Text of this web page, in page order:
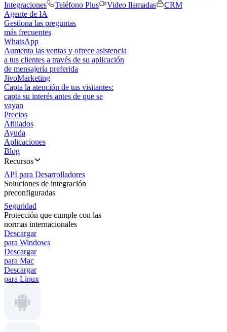
Integraciones
Teléfono Plus Video llamadas
CRM
Agente de IA
Gestiona las preguntas
más frecuentes
WhatsApp
Aumenta las ventas y ofrece asistencia
a tus clientes a través de su aplicación
de mensajería preferida
JivoMarketing
Capta la atención de tus visitantes:
capta su interés antes de que se
vayan
Precios
Afiliados
Ayuda
Aplicaciones
Blog
Recursos
API para Desarrolladores
Soluciones de integración
preconfiguradas
Seguridad
Protección que cumple con las
normas internacionales
Descargar
para Windows
Descargar
para Mac
Descargar
para Linux